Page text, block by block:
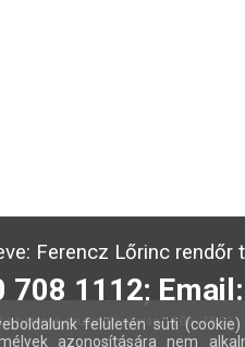
Ferencz Lőrinc rendőr
708 1112;
hetének csütörtöki napján 13:00 - 15:00
felületén süti
azonosítására nem